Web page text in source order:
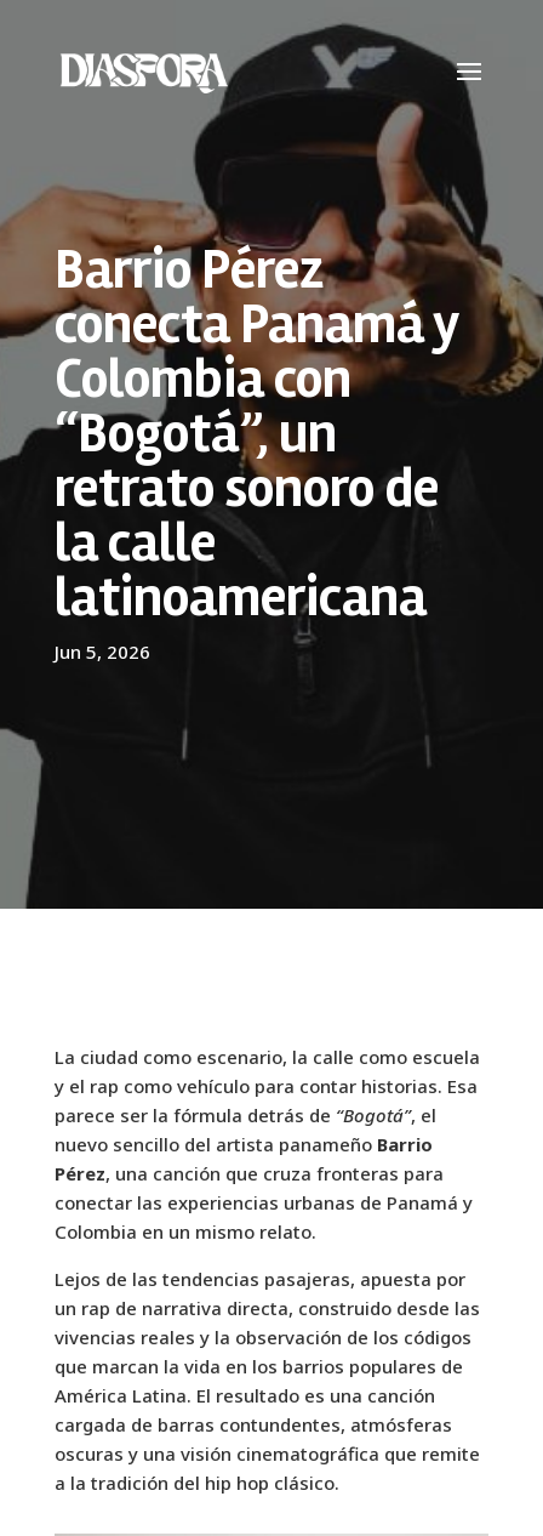
Barrio Pérez
conecta Panamá y
Colombia con
“Bogotá”, un
retrato sonoro de
la calle
latinoamericana
Jun 5, 2026
La ciudad como escenario, la calle como escuela
y el rap como vehículo para contar historias. Esa
parece ser la fórmula detrás de “Bogotá”, el
nuevo sencillo del artista panameño Barrio
Pérez, una canción que cruza fronteras para
conectar las experiencias urbanas de Panamá y
Colombia en un mismo relato.
Lejos de las tendencias pasajeras, apuesta por
un rap de narrativa directa, construido desde las
vivencias reales y la observación de los códigos
que marcan la vida en los barrios populares de
América Latina. El resultado es una canción
cargada de barras contundentes, atmósferas
oscuras y una visión cinematográfica que remite
a la tradición del hip hop clásico.